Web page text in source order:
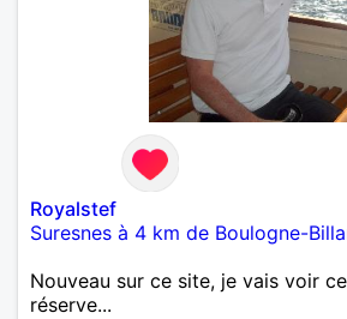
Royalstef
Suresnes à 4 km de Boulogne-
Nouveau sur ce site, je vais voir
réserve...